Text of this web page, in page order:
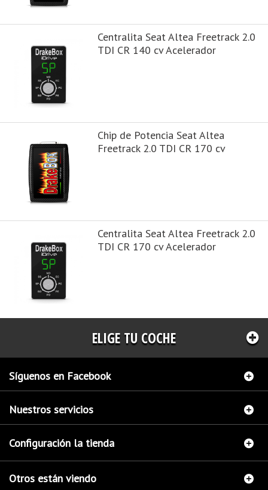
Centralita Seat Altea Freetrack 2.0
TDI CR 140 cv Acelerador
Chip de Potencia Seat Altea
Freetrack 2.0 TDI CR 170 cv
Centralita Seat Altea Freetrack 2.0
TDI CR 170 cv Acelerador
ELIGE TU COCHE
Síguenos en Facebook
Nuestros servicios
Configuración la tienda
Otros están viendo